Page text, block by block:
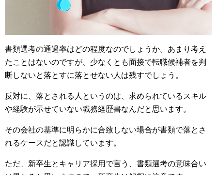
書類選考の通過率はどの程度なのでしょうか。あまり考え
たことはないのですが、少なくとも面接で転職候補者を判
断しないと落とすに落とせない人は残すでしょう。
反対に、落とされる人というのは、求められているスキル
や経験が示せていない職務経歴書なんだと思います。
その会社の基準に明らかに合致しない場合が書類で落とさ
れるケースだと認識しています。
ただ、新卒生とキャリア採用で言う、書類選考の意味合い